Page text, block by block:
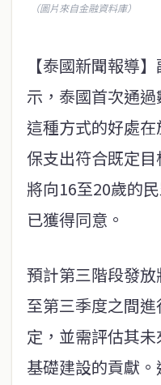
（圖片來自金融資料庫）
【泰國新聞報導
示，泰國首次通
這種方式的好處
保支出符合既定目
將向16至20歲的
已獲得同意。
預計第三階段發
至第三季度之間
定，並需評估其
基礎建設的貢獻。